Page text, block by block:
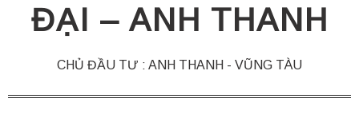
ĐẠI – ANH THANH
CHỦ ĐẦU TƯ : ANH THANH - VŨNG TÀU